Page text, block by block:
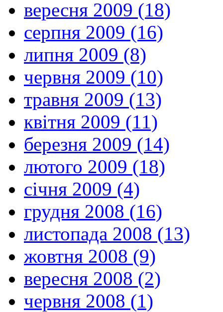
вересня 2009 (18)
серпня 2009 (16)
липня 2009 (8)
червня 2009 (10)
травня 2009 (13)
квітня 2009 (11)
березня 2009 (14)
лютого 2009 (18)
січня 2009 (4)
грудня 2008 (16)
листопада 2008 (13)
жовтня 2008 (9)
вересня 2008 (2)
червня 2008 (1)